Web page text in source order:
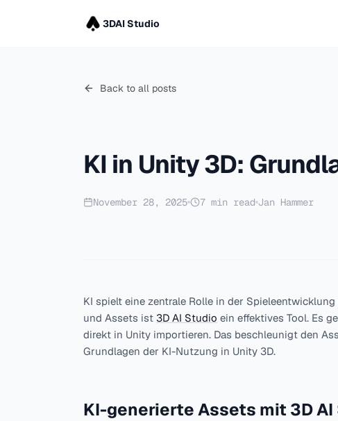
3DAI Studio
Back to all posts
KI in Unity 3D:
November 28, 2025 7 min read Jan Hammer
KI spielt eine zentrale Rolle in der
und Assets ist 3D AI Studio ein effektives Tool. Es
direkt in Unity importieren. Das beschleunigt den
Grundlagen der KI-Nutzung in Unity 3D.
KI-generierte Assets mit 3D AI